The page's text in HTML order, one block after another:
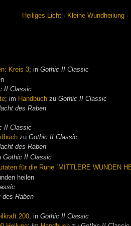
Hei­li­ges Licht · Klei­ne Wund­hei­lung ·
Kreis 3; inGothic II Classic
II Classic
; im Handbuch zuGothic II Classic
des Raben
II Classic
zuGothic II Classic
des Raben
Gothic II Classic
für die Rune ´MITTLERE WUNDEN
heilen
des Raben
200; inGothic II Classic